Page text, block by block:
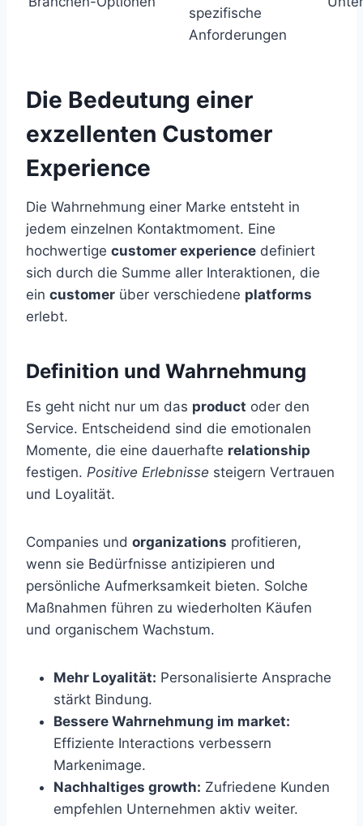
spezifische
Anforderungen
Die Bedeutung einer
exzellenten Customer
Experience
Die Wahrnehmung einer Marke entsteht in
jedem einzelnen Kontaktmoment. Eine
hochwertige customer experience definiert
sich durch die Summe aller Interaktionen, die
ein customer über verschiedene platforms
erlebt.
Definition und Wahrnehmung
Es geht nicht nur um das product oder den
Service. Entscheidend sind die emotionalen
Momente, die eine dauerhafte relationship
festigen. Positive Erlebnisse steigern Vertrauen
und Loyalität.
Companies und organizations profitieren,
wenn sie Bedürfnisse antizipieren und
persönliche Aufmerksamkeit bieten. Solche
Maßnahmen führen zu wiederholten Käufen
und organischem Wachstum.
Mehr Loyalität: Personalisierte Ansprache
stärkt Bindung.
Bessere Wahrnehmung im market:
Effiziente Interactions verbessern
Markenimage.
Nachhaltiges growth: Zufriedene Kunden
empfehlen Unternehmen aktiv weiter.